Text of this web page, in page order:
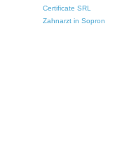
Certificate SRL
Zahnarzt in Sopron